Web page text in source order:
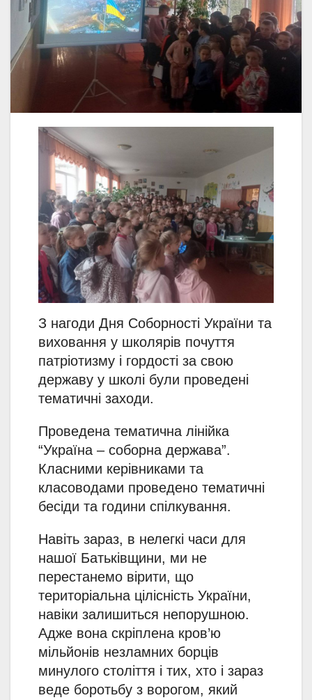
З нагоди Дня Соборності України та
виховання у школярів почуття
патріотизму і гордості за свою
державу у школі були проведені
тематичні заходи.
Проведена тематична лінійка
“Україна – соборна держава”.
Класними керівниками та
класоводами проведено тематичні
бесіди та години спілкування.
Навіть зараз, в нелегкі часи для
нашої Батьківщини, ми не
перестанемо вірити, що
територіальна цілісність України,
навіки залишиться непорушною.
Адже вона скріплена кров’ю
мільйонів незламних борців
минулого століття і тих, хто і зараз
веде боротьбу з ворогом, який